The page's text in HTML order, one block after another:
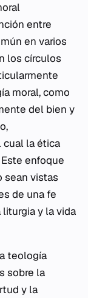
entre
en varios
los círculos
moral, como
del bien y
la ética
enfoque
sean vistas
de una fe
liturgia y la vida
teología
sobre la
y la